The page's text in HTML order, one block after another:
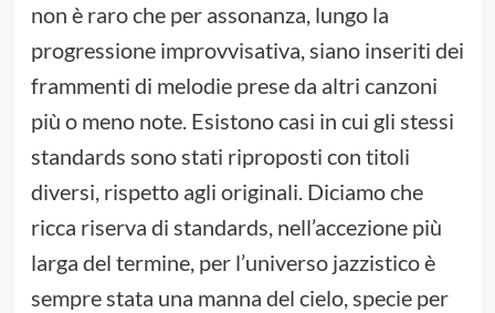
non è raro che per assonanza, lungo la
progressione improvvisativa, siano inseriti dei
frammenti di melodie prese da altri canzoni
più o meno note. Esistono casi in cui gli stessi
standards sono stati riproposti con titoli
diversi, rispetto agli originali. Diciamo che
ricca riserva di standards, nell’accezione più
larga del termine, per l’universo jazzistico è
sempre stata una manna del cielo, specie per